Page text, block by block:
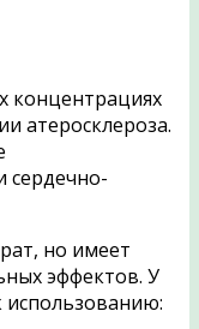
концентрациях
атеросклероза.
сердечно-
но имеет
эффектов. У
использованию: